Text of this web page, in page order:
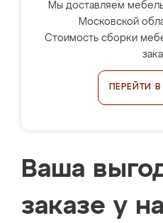
Мы доставляем
Московской
Стоимость сборки
ПЕРЕЙТИ
Ваша
заказе у